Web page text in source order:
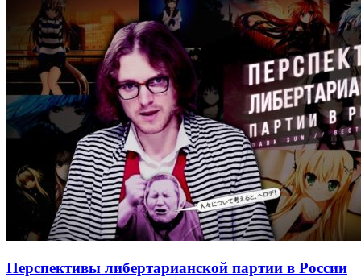
Перспективы либертарианской партии в России